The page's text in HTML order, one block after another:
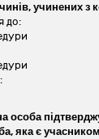
учинених з
до:
особа
яка є